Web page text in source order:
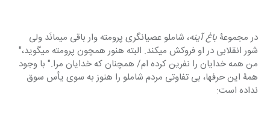
در مجموعۀ باغ آینه، شاملو عصیانگری پرومته وار باقی میمانَد ولی
شور انقلابی در او فروکش میکند. البته هنور همچون پرومته میگوید،"
من همه خدایان را نفرین کرده ام/ همچنان که خدایان مرا." با وجود
همۀ این حرفها، بی تفاوتی مردم شاملو را هنوز به سوی یأس سوق
نداده است: